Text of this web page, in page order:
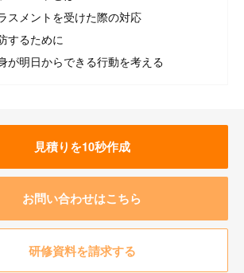
スメントを受けた際の対応
するために
が明日からできる行動を考える
見積りを10秒作成
お問い合わせはこちら
研修資料を請求する